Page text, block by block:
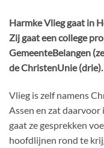
Harmke Vlieg gaat in
Zij gaat een college
GemeenteBelangen
de ChristenUnie (drie).
Vlieg is zelf namens
Assen en zat
gaat ze gesprekken
hoofdlijnen rond te